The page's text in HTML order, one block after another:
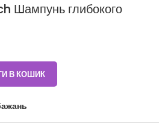
Шампунь глибокого
В КОШИК